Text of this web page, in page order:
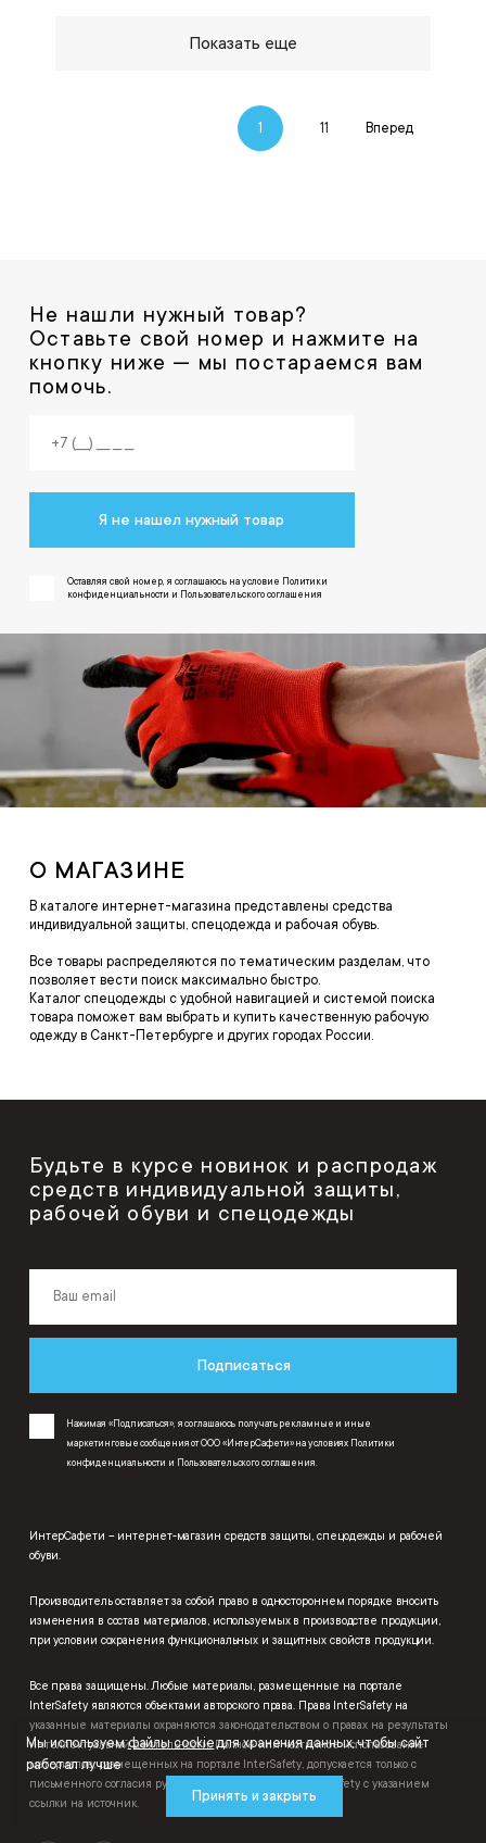
Показать еще
1 11 Вперед
Не нашли нужный товар?
Оставьте свой номер и нажмите на
кнопку ниже — мы постараемся вам
помочь.
Я не нашел нужный товар
Оставляя свой номер, я соглашаюсь на условие Политики
конфиденциальности и Пользовательского соглашения
О МАГАЗИНЕ
В каталоге интернет-магазина представлены средства
индивидуальной защиты, спецодежда и рабочая обувь.
Все товары распределяются по тематическим разделам, что
позволяет вести поиск максимально быстро.
Каталог спецодежды с удобной навигацией и системой поиска
товара поможет вам выбрать и купить качественную рабочую
одежду в Санкт-Петербурге и других городах России.
Будьте в курсе новинок и распродаж
средств индивидуальной защиты,
рабочей обуви и спецодежды
Подписаться
Нажимая «Подписаться», я соглашаюсь получать рекламные и иные
маркетинговые сообщения от ООО «ИнтерСафети» на условиях Политики
конфиденциальности и Пользовательского соглашения.
ИнтерСафети – интернет-магазин средств защиты, спецодежды и рабочей
обуви.
Производитель оставляет за собой право в одностороннем порядке вносить
изменения в состав материалов, используемых в производстве продукции,
при условии сохранения функциональных и защитных свойств продукции.
Все права защищены. Любые материалы, размещенные на портале
InterSafety являются объектами авторского права. Права InterSafety на
указанные материалы охраняются законодательством о правах на результаты
интеллектуальной деятельности. Полное или частичное использование
материалов, размещенных на портале InterSafety, допускается только с
письменного согласия руководства маркетплейса InterSafety с указанием
ссылки на источник.
Мы используемфайлы cookieдля хранения данных, чтобы сайт
работал лучше
Принять и закрыть